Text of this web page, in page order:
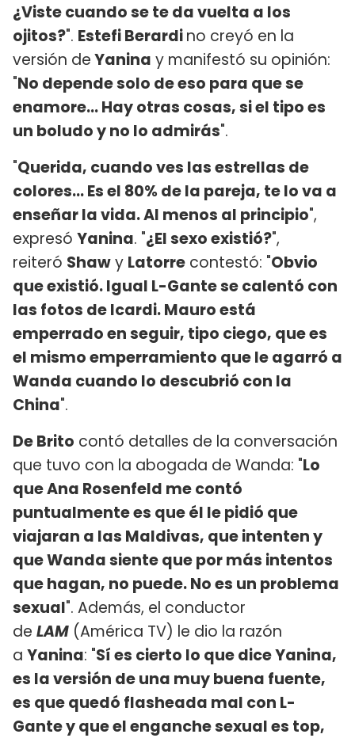
¿Viste cuando se te da vuelta a los
ojitos?". Estefi Berardino creyó en la
versión deYanina y manifestó su opinión:
"No depende solo de eso para que se
enamore... Hay otras cosas, si el tipo es
un boludo y no lo admirás".
"Querida, cuando ves las estrellas de
colores... Es el 80% de la pareja, te lo va a
enseñar la vida. Al menos al principio",
expresó Yanina. "¿El sexo existió?",
reiteró Shawy Latorre contestó: "Obvio
que existió. Igual L-Gante se calentó con
las fotos de Icardi. Mauro está
emperrado en seguir, tipo ciego, que es
el mismo emperramiento que le agarró a
Wanda cuando lo descubrió con la
China".
De Brito contó detalles de la conversación
que tuvo con la abogada de Wanda: "Lo
que Ana Rosenfeld me contó
puntualmente es que él le pidió que
viajaran a las Maldivas, que intenten y
que Wanda siente que por más intentos
que hagan, no puede. No es un problema
sexual". Además, el conductor
de LAM (América TV) le dio la razón
a Yanina: "Sí es cierto lo que dice Yanina,
es la versión de una muy buena fuente,
es que quedó flasheada mal con L-
Gante y que el enganche sexual es top,